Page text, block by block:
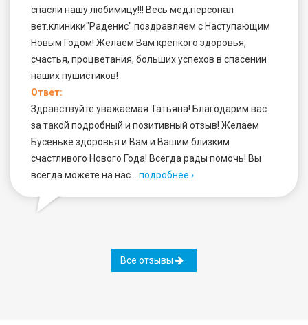
спасли нашу любимицу!!! Весь мед.персонал
вет.клиники"Раденис" поздравляем с Наступающим
Новым Годом! Желаем Вам крепкого здоровья,
счастья, процветания, больших успехов в спасении
наших пушистиков!
Ответ:
Здравствуйте уважаемая Татьяна! Благодарим вас
за такой подробный и позитивный отзыв! Желаем
Бусеньке здоровья и Вам и Вашим близким
счастливого Нового Года! Всегда рады помочь! Вы
всегда можете на нас… подробнее ›
Все отзывы